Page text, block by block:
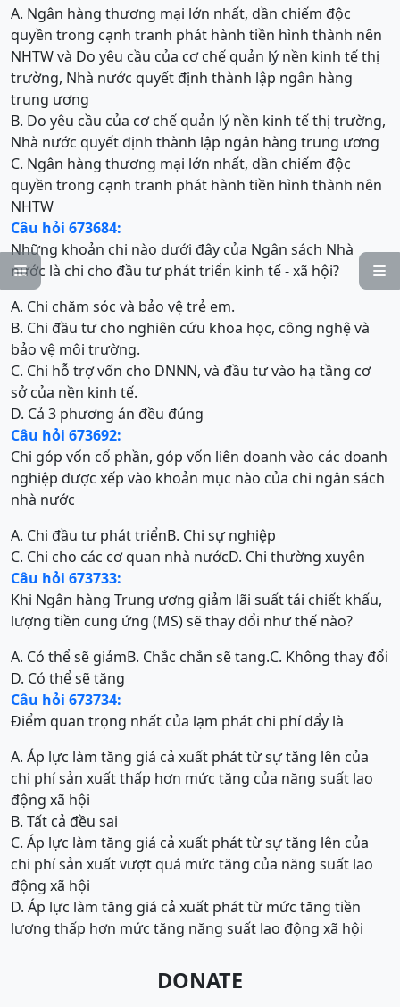


A. Ngân hàng thương mại lớn nhất, dần chiếm độc
quyền trong cạnh tranh phát hành tiền hình thành nên
NHTW và Do yêu cầu của cơ chế quản lý nền kinh tế thị
trường, Nhà nước quyết định thành lập ngân hàng
trung ương
B. Do yêu cầu của cơ chế quản lý nền kinh tế thị trường,
Nhà nước quyết định thành lập ngân hàng trung ương
C. Ngân hàng thương mại lớn nhất, dần chiếm độc
quyền trong cạnh tranh phát hành tiền hình thành nên
NHTW
Câu hỏi 673684:
Những khoản chi nào dưới đây của Ngân sách Nhà
nước là chi cho đầu tư phát triển kinh tế - xã hội?
A. Chi chăm sóc và bảo vệ trẻ em.
B. Chi đầu tư cho nghiên cứu khoa học, công nghệ và
bảo vệ môi trường.
C. Chi hỗ trợ vốn cho DNNN, và đầu tư vào hạ tầng cơ
sở của nền kinh tế.
D. Cả 3 phương án đều đúng
Câu hỏi 673692:
Chi góp vốn cổ phần, góp vốn liên doanh vào các doanh
nghiệp được xếp vào khoản mục nào của chi ngân sách
nhà nước
A. Chi đầu tư phát triểnB. Chi sự nghiệp
C. Chi cho các cơ quan nhà nướcD. Chi thường xuyên
Câu hỏi 673733:
Khi Ngân hàng Trung ương giảm lãi suất tái chiết khấu,
lượng tiền cung ứng (MS) sẽ thay đổi như thế nào?
A. Có thể sẽ giảmB. Chắc chắn sẽ tang.C. Không thay đổi
D. Có thể sẽ tăng
Câu hỏi 673734:
Điểm quan trọng nhất của lạm phát chi phí đẩy là
A. Áp lực làm tăng giá cả xuất phát từ sự tăng lên của
chi phí sản xuất thấp hơn mức tăng của năng suất lao
động xã hội
B. Tất cả đều sai
C. Áp lực làm tăng giá cả xuất phát từ sự tăng lên của
chi phí sản xuất vượt quá mức tăng của năng suất lao
động xã hội
D. Áp lực làm tăng giá cả xuất phát từ mức tăng tiền
lương thấp hơn mức tăng năng suất lao động xã hội
DONATE